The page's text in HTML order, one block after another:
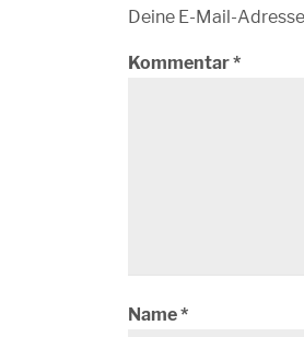
Deine E-Mail-
Kommentar*
Name*